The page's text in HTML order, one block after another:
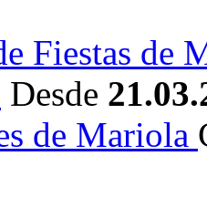
Fiestas de
Desde
de Mariola